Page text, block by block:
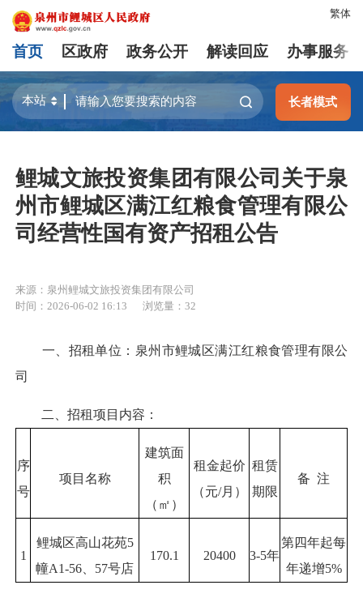
繁体
首页 区政府 政务公开 解读回应 办事服务
长者模式
鲤城文旅投资集团有限公司关于泉
州市鲤城区满江红粮食管理有限公
司经营性国有资产招租公告
来源：泉州鲤城文旅投资集团有限公司
时间：2026-06-02 16:13
浏览量： 32
一、招租单位：泉州市鲤城区满江红粮食管理有限公
司
二、招租项目内容：
序
号
项目名称
建筑面
积
（㎡）
租金起价
（元/月）
租赁
期限
备 注
1
鲤城区高山花苑5
幢A1-56、57号店
170.1 20400 3-5年
第四年起每
年递增5%